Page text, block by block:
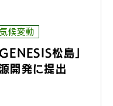
候変動
松島」
開発に提出